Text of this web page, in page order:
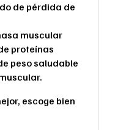
de pérdida de
muscular
proteínas
peso saludable
escoge bien